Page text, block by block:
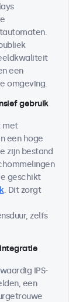
een
omgeving.
gebruik
met
een hoge
zijn bestand
geschikt
. Dit zorgt
zelfs
IPS-
een